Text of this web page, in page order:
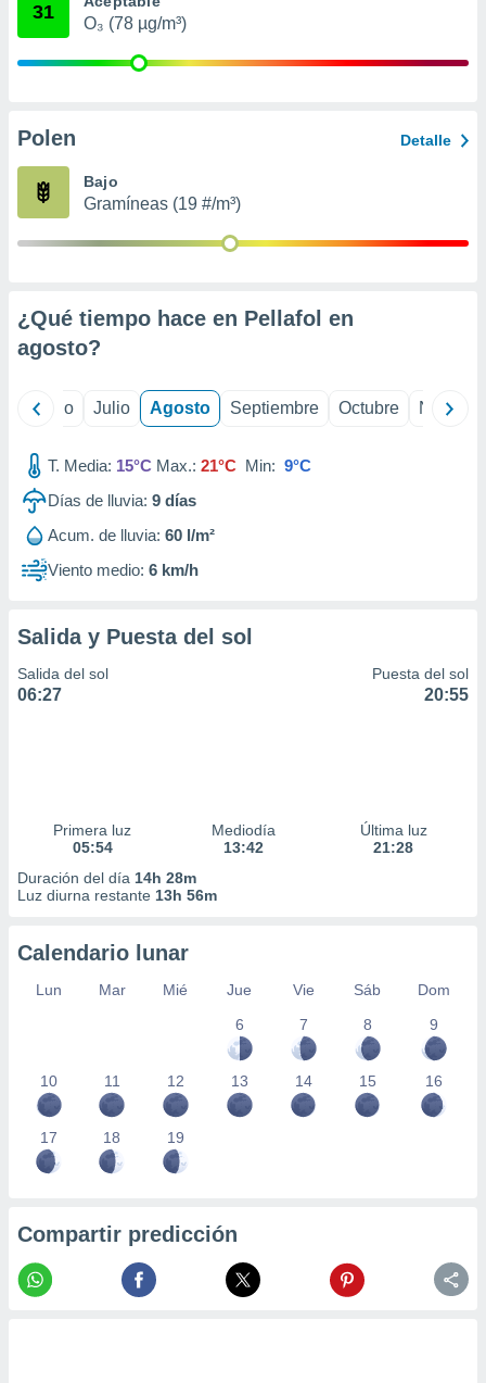
publicidad
de
1199
31
O₃ (78 µg/m³)
Polen Detalle
Bajo
Gramíneas (19 #/m³)
¿Qué tiempo hace en Pellafol en
agosto?
Junio Julio Agosto Septiembre Octubre
T. Media: 15°C Max.: 21°C Min: 9°C
Días de lluvia: 9 días
Acum. de lluvia: 60 l/m²
Viento medio: 6 km/h
Salida y Puesta del sol
Salida del sol
06:27
Puesta del sol
20:55
Primera luz
05:54
Mediodía
13:42
Última luz
21:28
Duración del día 14h 28m
Luz diurna restante 13h 56m
Calendario lunar
Lun Mar Mié Jue Vie Sáb
Dom
6
7 8 9
10 11 12 13 14 15 16
17 18 19
Compartir predicción